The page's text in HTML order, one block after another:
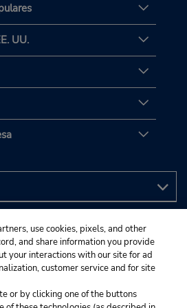
UU.
use cookies, pixels, and other
and share information you provide
your interactions with our site for ad
customer service and for site
or by clicking one of the buttons